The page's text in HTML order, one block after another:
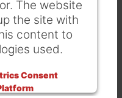
The website
the site with
content to
used.
Consent